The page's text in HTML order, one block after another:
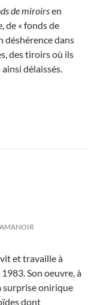
de miroirsen
de « fonds de
déshérence dans
des tiroirs où ils
délaissés.
Morceaux
et travaille à
Son oeuvre, à
surprise onirique
dont